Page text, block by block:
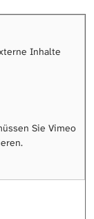
Inhalte
Sie Vimeo